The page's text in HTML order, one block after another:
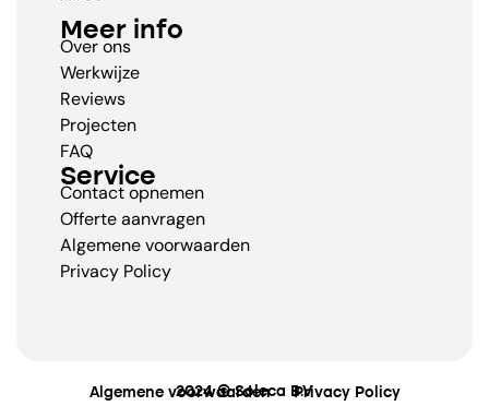
Meer info
Over ons
Werkwijze
Reviews
Projecten
FAQ
Service
Contact opnemen
Offerte aanvragen
Algemene voorwaarden
Privacy Policy
2024 © Soleca B.V
Algemene voorwaarden Privacy Policy